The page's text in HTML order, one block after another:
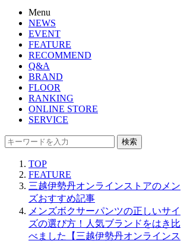
Menu
NEWS
EVENT
FEATURE
RECOMMEND
Q&A
BRAND
FLOOR
RANKING
ONLINE STORE
SERVICE
検索
TOP
FEATURE
三越伊勢丹オンラインストアのメン
ズおすすめ記事
メンズボクサーパンツの正しいサイ
ズの選び方！人気ブランドをはき比
べました【三越伊勢丹オンラインス